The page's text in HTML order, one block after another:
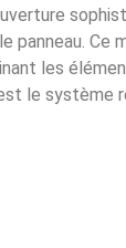
panneau. Ce
les
le système